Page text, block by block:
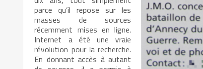
parce qu’il repose sur les
masses de sources
récemment mises en ligne.
Internet a été une vraie
révolution pour la recherche.
En donnant accès à autant